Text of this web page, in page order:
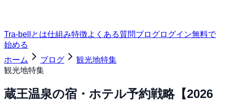
Tra-bellとは仕組み特徴よくある質問ブログログイン無料で
始める
ホーム
ブログ
観光地特集
観光地特集
蔵王温泉の宿・ホテル予約戦略【2026